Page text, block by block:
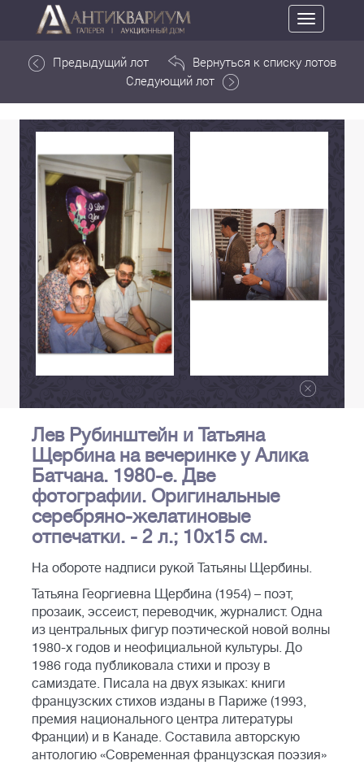
Toggle
navigation
Предыдущий лот
Вернуться к списку лотов
Следующий лот
Лев Рубинштейн и Татьяна
Щербина на вечеринке у Алика
Батчана. 1980-е. Две
фотографии. Оригинальные
серебряно-желатиновые
отпечатки. - 2 л.; 10х15 см.
На обороте надписи рукой Татьяны Щербины.
Татьяна Георгиевна Щербина (1954) – поэт,
прозаик, эссеист, переводчик, журналист. Одна
из центральных фигур поэтической новой волны
1980-х годов и неофициальной культуры. До
1986 года публиковала стихи и прозу в
самиздате. Писала на двух языках: книги
французских стихов изданы в Париже (1993,
премия национального центра литературы
Франции) и в Канаде. Составила авторскую
антологию «Современная французская поэзия»